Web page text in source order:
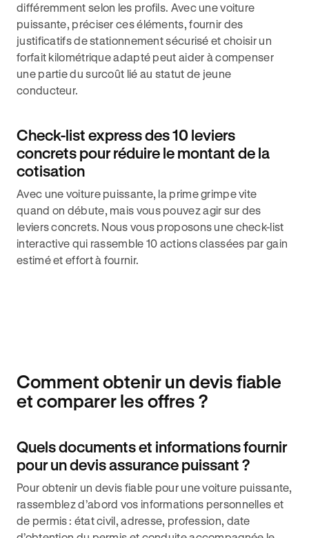
différemment selon les profils. Avec une voiture
puissante, préciser ces éléments, fournir des
justificatifs de stationnement sécurisé et choisir un
forfait kilométrique adapté peut aider à compenser
une partie du surcoût lié au statut de jeune
conducteur.
Check-list express des 10 leviers
concrets pour réduire le montant de la
cotisation
Avec une voiture puissante, la prime grimpe vite
quand on débute, mais vous pouvez agir sur des
leviers concrets. Nous vous proposons une check-list
interactive qui rassemble 10 actions classées par gain
estimé et effort à fournir.
Comment obtenir un devis fiable
et comparer les offres ?
Quels documents et informations fournir
pour un devis assurance puissant ?
Pour obtenir un devis fiable pour une voiture puissante,
rassemblez d’abord vos informations personnelles et
de permis : état civil, adresse, profession, date